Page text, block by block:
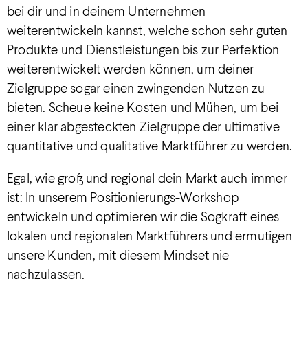
bei dir und in deinem Unternehmen
weiterentwickeln kannst, welche schon sehr guten
Produkte und Dienstleistungen bis zur Perfektion
weiterentwickelt werden können, um deiner
Zielgruppe sogar einen zwingenden Nutzen zu
bieten. Scheue keine Kosten und Mühen, um bei
einer klar abgesteckten Zielgruppe der ultimative
quantitative und qualitative Marktführer zu werden.
Egal, wie groß und regional dein Markt auch immer
ist: In unserem Positionierungs-Workshop
entwickeln und optimieren wir die Sogkraft eines
lokalen und regionalen Marktführers und ermutigen
unsere Kunden, mit diesem Mindset nie
nachzulassen.